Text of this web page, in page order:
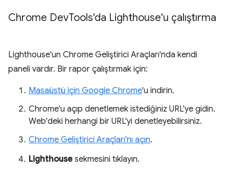
Chrome DevTools'da Lighthouse'u çalıştırma
Lighthouse'un Chrome Geliştirici Araçları'nda kendi
paneli vardır. Bir rapor çalıştırmak için:
Masaüstü için Google Chrome'u indirin.
Chrome'u açıp denetlemek istediğiniz URL'ye gidin.
Web'deki herhangi bir URL'yi denetleyebilirsiniz.
Chrome Geliştirici Araçları'nı açın.
Lighthouse sekmesini tıklayın.